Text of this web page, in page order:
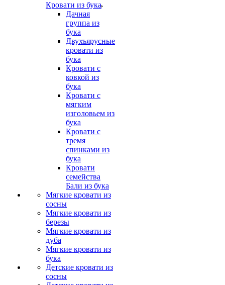
Кровати из бука
Дачная
группа из
бука
Двухъярусные
кровати из
бука
Кровати с
ковкой из
бука
Кровати с
мягким
изголовьем из
бука
Кровати с
тремя
спинками из
бука
Кровати
семейства
Бали из бука
Мягкие кровати из
сосны
Мягкие кровати из
березы
Мягкие кровати из
дуба
Мягкие кровати из
бука
Детские кровати из
сосны